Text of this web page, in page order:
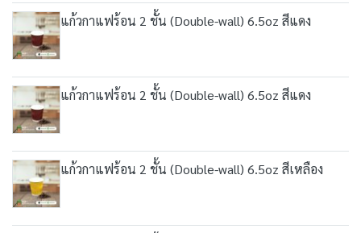
แก้วกาแฟร้อน 2 ชั้น (Double-wall) 6.5oz สีแดง
แก้วกาแฟร้อน 2 ชั้น (Double-wall) 6.5oz สีแดง
แก้วกาแฟร้อน 2 ชั้น (Double-wall) 6.5oz สีเหลือง